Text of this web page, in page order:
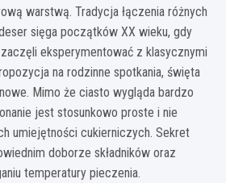
warstwą. Tradycja łączenia różnych
sięga początków XX wieku, gdy
eksperymentować z klasycznymi
na rodzinne spotkania, święta
Mimo że ciasto wygląda bardzo
jest stosunkowo proste i nie
umiejętności cukierniczych. Sekret
doborze składników oraz
temperatury pieczenia.